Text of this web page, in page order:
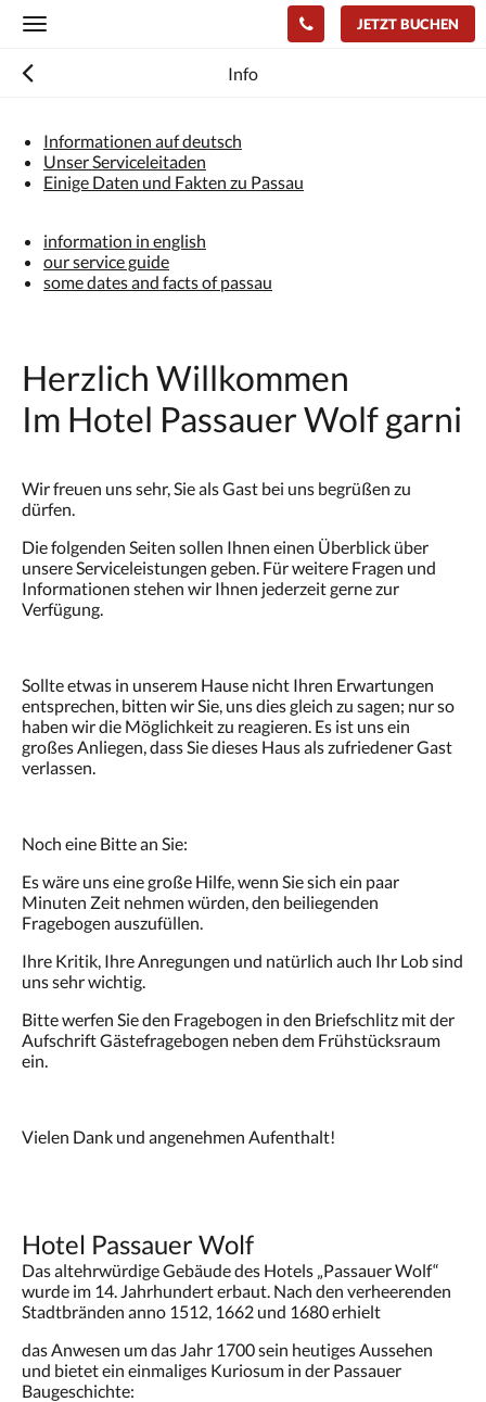
Toggle
JETZT BUCHEN
Info
Informationen auf deutsch
Unser Serviceleitaden
Einige Daten und Fakten zu Passau
information in english
our service guide
some dates and facts of passau
Herzlich Willkommen
Im Hotel Passauer Wolf garni
Wir freuen uns sehr, Sie als Gast bei uns begrüßen zu
dürfen.
Die folgenden Seiten sollen Ihnen einen Überblick über
unsere Serviceleistungen geben. Für weitere Fragen und
Informationen stehen wir Ihnen jederzeit gerne zur
Verfügung.
Sollte etwas in unserem Hause nicht Ihren Erwartungen
entsprechen, bitten wir Sie, uns dies gleich zu sagen; nur so
haben wir die Möglichkeit zu reagieren. Es ist uns ein
großes Anliegen, dass Sie dieses Haus als zufriedener Gast
verlassen.
Noch eine Bitte an Sie:
Es wäre uns eine große Hilfe, wenn Sie sich ein paar
Minuten Zeit nehmen würden, den beiliegenden
Fragebogen auszufüllen.
Ihre Kritik, Ihre Anregungen und natürlich auch Ihr Lob sind
uns sehr wichtig.
Bitte werfen Sie den Fragebogen in den Briefschlitz mit der
Aufschrift Gästefragebogen neben dem Frühstücksraum
ein.
Vielen Dank und angenehmen Aufenthalt!
Hotel Passauer Wolf
Das altehrwürdige Gebäude des Hotels „Passauer Wolf“
wurde im 14. Jahrhundert erbaut. Nach den verheerenden
Stadtbränden anno 1512, 1662 und 1680 erhielt
das Anwesen um das Jahr 1700 sein heutiges Aussehen
und bietet ein einmaliges Kuriosum in der Passauer
Baugeschichte: